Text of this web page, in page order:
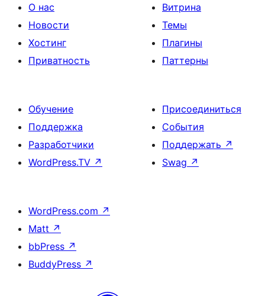
О нас
Новости
Хостинг
Приватность
Витрина
Темы
Плагины
Паттерны
Обучение
Поддержка
Разработчики
WordPress.TV ↗
Присоединиться
События
Поддержать ↗
Swag ↗
WordPress.com ↗
Matt ↗
bbPress ↗
BuddyPress ↗